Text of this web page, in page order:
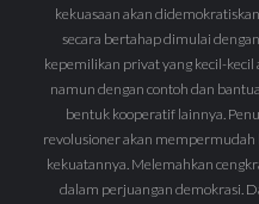
kekuasaan akan
secara bertahap dimulai
kepemilikan privat yang kecil-kecil
namun dengan contoh dan
bentuk kooperatif lainnya.
revolusioner akan
kekuatannya. Melemahkan
dalam perjuangan demokrasi.